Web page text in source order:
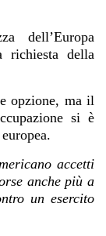
dell’Europa
della
opzione, ma il
si è
europea.
accetti
anche più a
un esercito